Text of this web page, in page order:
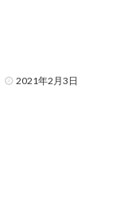
2021年2月3日